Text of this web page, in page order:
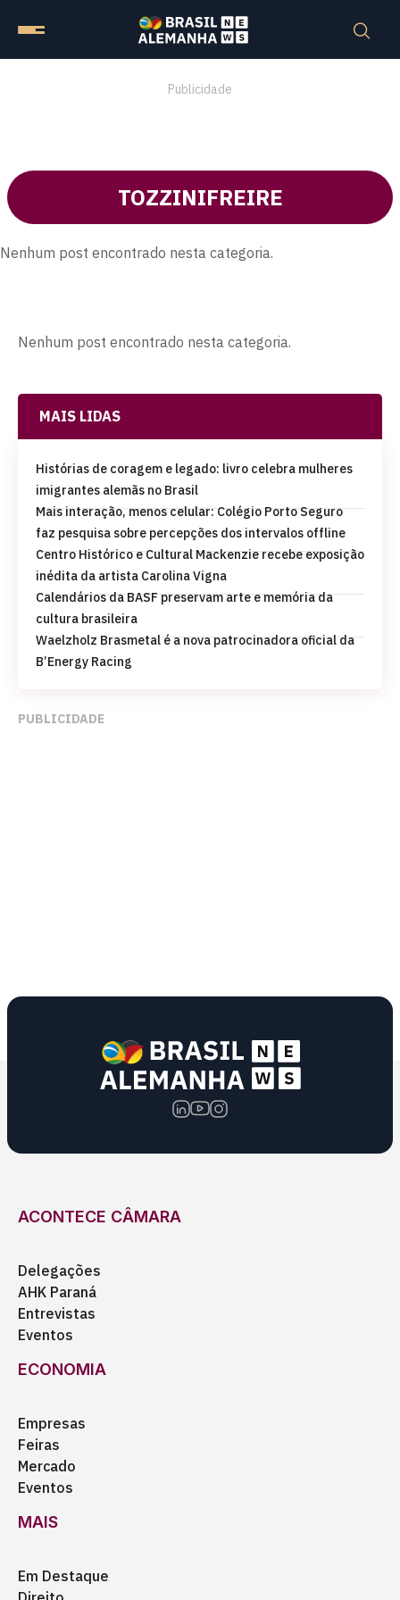
Publicidade
TOZZINIFREIRE
Nenhum post encontrado nesta categoria.
Nenhum post encontrado nesta categoria.
MAIS LIDAS
Histórias de coragem e legado: livro celebra mulheres
imigrantes alemãs no Brasil
Mais interação, menos celular: Colégio Porto Seguro
faz pesquisa sobre percepções dos intervalos offline
Centro Histórico e Cultural Mackenzie recebe exposição
inédita da artista Carolina Vigna
Calendários da BASF preservam arte e memória da
cultura brasileira
Waelzholz Brasmetal é a nova patrocinadora oficial da
B’Energy Racing
PUBLICIDADE
ACONTECE CÂMARA
Delegações
AHK Paraná
Entrevistas
Eventos
ECONOMIA
Empresas
Feiras
Mercado
Eventos
MAIS
Em Destaque